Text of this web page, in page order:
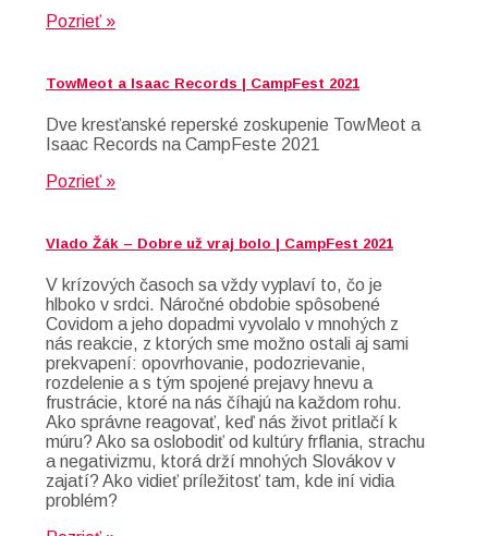
Pozrieť »
TowMeot a Isaac Records | CampFest 2021
Dve kresťanské reperské zoskupenie TowMeot a
Isaac Records na CampFeste 2021
Pozrieť »
Vlado Žák – Dobre už vraj bolo | CampFest 2021
V krízových časoch sa vždy vyplaví to, čo je
hlboko v srdci. Náročné obdobie spôsobené
Covidom a jeho dopadmi vyvolalo v mnohých z
nás reakcie, z ktorých sme možno ostali aj sami
prekvapení: opovrhovanie, podozrievanie,
rozdelenie a s tým spojené prejavy hnevu a
frustrácie, ktoré na nás číhajú na každom rohu.
Ako správne reagovať, keď nás život pritlačí k
múru? Ako sa oslobodiť od kultúry frflania, strachu
a negativizmu, ktorá drží mnohých Slovákov v
zajatí? Ako vidieť príležitosť tam, kde iní vidia
problém?